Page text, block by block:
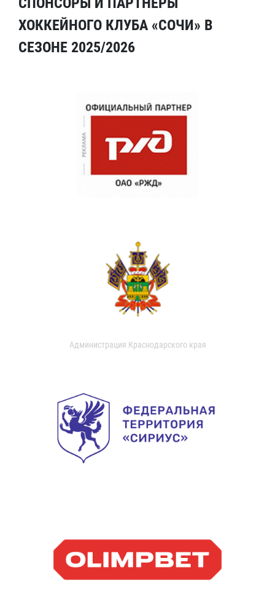
ХОККЕЙНОГО КЛУБА «СОЧИ» В
СЕЗОНЕ 2025/2026
Администрация Краснодарского края